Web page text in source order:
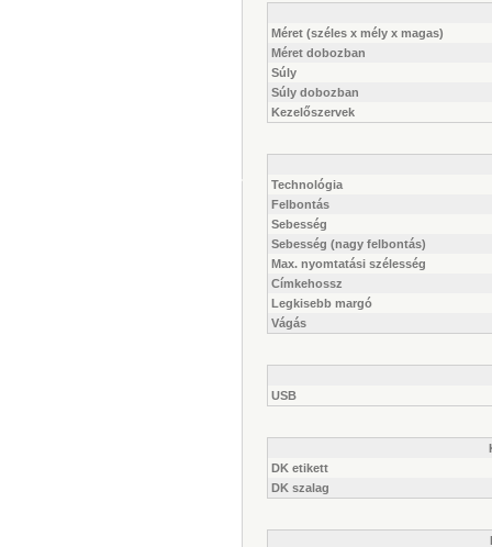
Méret (széles x mély x magas)
Méret dobozban
Súly
Súly dobozban
Kezelőszervek
Technológia
Felbontás
Sebesség
Sebesség (nagy felbontás)
Max. nyomtatási szélesség
Címkehossz
Legkisebb margó
Vágás
USB
DK etikett
DK szalag